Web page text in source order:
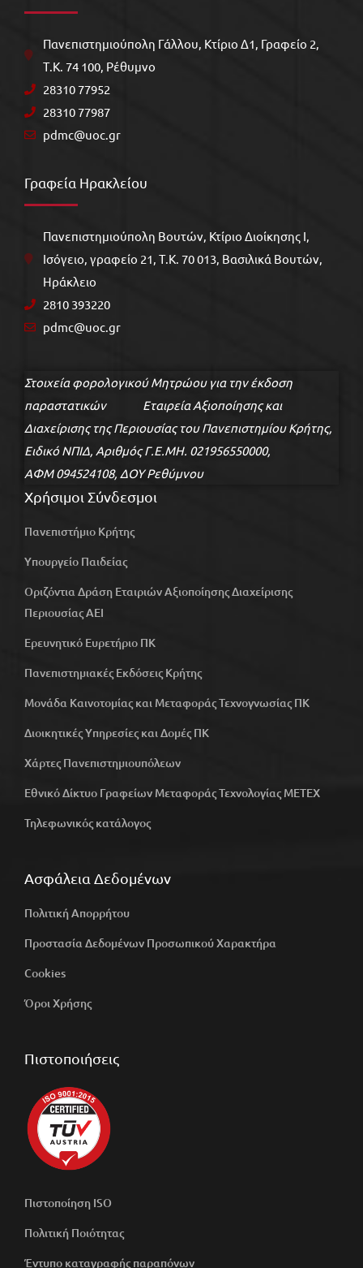
Πανεπιστημιούπολη Γάλλου, Kτίριο Δ1, Γραφείο 2,
Τ.Κ. 74 100, Ρέθυμνο
28310 77952
28310 77987
pdmc@uoc.gr
Γραφεία Ηρακλείου
Πανεπιστημιούπολη Βουτών, Κτίριο Διοίκησης Ι,
Ισόγειο, γραφείο 21, Τ.Κ. 70 013, Βασιλικά Βουτών,
Ηράκλειο
2810 393220
pdmc@uoc.gr
Στοιχεία φορολογικού Μητρώου για την έκδοση
παραστατικών Εταιρεία Αξιοποίησης και
Διαχείρισης της Περιουσίας του Πανεπιστημίου Κρήτης,
Ειδικό ΝΠΙΔ, Αριθμός Γ.Ε.ΜΗ. 021956550000,
ΑΦΜ 094524108, ΔΟΥ Ρεθύμνου
Χρήσιμοι Σύνδεσμοι
Πανεπιστήμιο Κρήτης
Υπουργείο Παιδείας
Οριζόντια Δράση Εταιριών Αξιοποίησης Διαχείρισης
Περιουσίας ΑΕΙ
Ερευνητικό Ευρετήριο ΠΚ
Πανεπιστημιακές Εκδόσεις Κρήτης
Μονάδα Καινοτομίας και Μεταφοράς Τεχνογνωσίας ΠΚ
Διοικητικές Υπηρεσίες και Δομές ΠΚ
Χάρτες Πανεπιστημιουπόλεων
Εθνικό Δίκτυο Γραφείων Μεταφοράς Τεχνολογίας ΜΕΤΕΧ
Τηλεφωνικός κατάλογος
Ασφάλεια Δεδομένων
Πολιτική Απορρήτου
Προστασία Δεδομένων Προσωπικού Χαρακτήρα
Cookies
Όροι Χρήσης
Πιστοποιήσεις
Πιστοποίηση ISO
Πολιτική Ποιότητας
Έντυπο καταγραφής παραπόνων